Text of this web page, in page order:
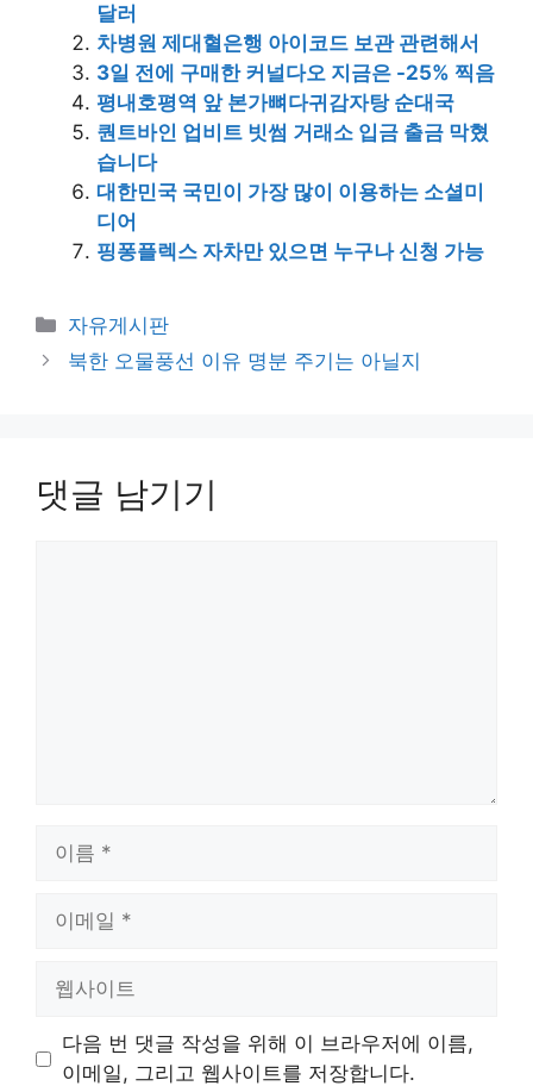
달러
차병원 제대혈은행 아이코드 보관 관련해서
3일 전에 구매한 커널다오 지금은 -25% 찍음
평내호평역 앞 본가뼈다귀감자탕 순대국
퀀트바인 업비트 빗썸 거래소 입금 출금 막혔
습니다
대한민국 국민이 가장 많이 이용하는 소셜미
디어
핑퐁플렉스 자차만 있으면 누구나 신청 가능
카
테
자유게시판
북한 오물풍선 이유 명분 주기는 아닐지
댓글 남기기
트
다음 번 댓글 작성을 위해 이 브라우저에 이름,
이메일, 그리고 웹사이트를 저장합니다.